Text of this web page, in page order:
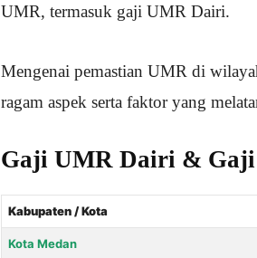
UMR, termasuk gaji UMR Dairi.
Mengenai pemastian UMR di
ragam aspek serta faktor yang
Gaji UMR Dairi &
Kabupaten / Kota
Kota Medan